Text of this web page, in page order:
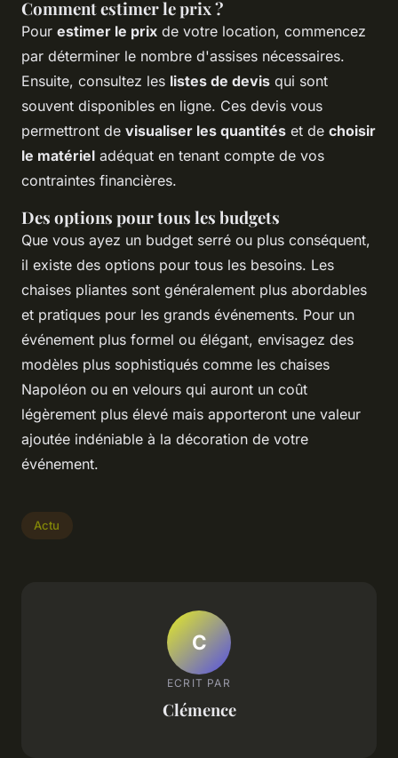
Comment estimer le prix ?
Pour estimer le prix de votre location, commencez
par déterminer le nombre d'assises nécessaires.
Ensuite, consultez les listes de devis qui sont
souvent disponibles en ligne. Ces devis vous
permettront de visualiser les quantités et de choisir
le matériel adéquat en tenant compte de vos
contraintes financières.
Des options pour tous les budgets
Que vous ayez un budget serré ou plus conséquent,
il existe des options pour tous les besoins. Les
chaises pliantes sont généralement plus abordables
et pratiques pour les grands événements. Pour un
événement plus formel ou élégant, envisagez des
modèles plus sophistiqués comme les chaises
Napoléon ou en velours qui auront un coût
légèrement plus élevé mais apporteront une valeur
ajoutée indéniable à la décoration de votre
événement.
Actu
C
ECRIT PAR
Clémence